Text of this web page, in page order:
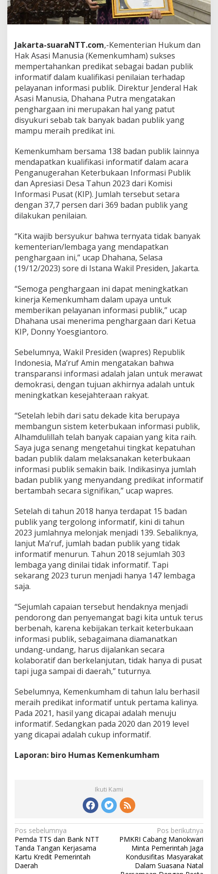
Jakarta-suaraNTT.com,-Kementerian Hukum dan
Hak Asasi Manusia (Kemenkumham) sukses
mempertahankan predikat sebagai badan publik
informatif dalam kualifikasi penilaian terhadap
pelayanan informasi publik. Direktur Jenderal Hak
Asasi Manusia, Dhahana Putra mengatakan
penghargaan ini merupakan hal yang patut
disyukuri sebab tak banyak badan publik yang
mampu meraih predikat ini.
Kemenkumham bersama 138 badan publik lainnya
mendapatkan kualifikasi informatif dalam acara
Penganugerahan Keterbukaan Informasi Publik
dan Apresiasi Desa Tahun 2023 dari Komisi
Informasi Pusat (KIP). Jumlah tersebut setara
dengan 37,7 persen dari 369 badan publik yang
dilakukan penilaian.
“Kita wajib bersyukur bahwa ternyata tidak banyak
kementerian/lembaga yang mendapatkan
penghargaan ini,” ucap Dhahana, Selasa
(19/12/2023) sore di Istana Wakil Presiden, Jakarta.
“Semoga penghargaan ini dapat meningkatkan
kinerja Kemenkumham dalam upaya untuk
memberikan pelayanan informasi publik,” ucap
Dhahana usai menerima penghargaan dari Ketua
KIP, Donny Yoesgiantoro.
Sebelumnya, Wakil Presiden (wapres) Republik
Indonesia, Ma’ruf Amin mengatakan bahwa
transparansi informasi adalah jalan untuk merawat
demokrasi, dengan tujuan akhirnya adalah untuk
meningkatkan kesejahteraan rakyat.
“Setelah lebih dari satu dekade kita berupaya
membangun sistem keterbukaan informasi publik,
Alhamdulillah telah banyak capaian yang kita raih.
Saya juga senang mengetahui tingkat kepatuhan
badan publik dalam melaksanakan keterbukaan
informasi publik semakin baik. Indikasinya jumlah
badan publik yang menyandang predikat informatif
bertambah secara signifikan,” ucap wapres.
Setelah di tahun 2018 hanya terdapat 15 badan
publik yang tergolong informatif, kini di tahun
2023 jumlahnya melonjak menjadi 139. Sebaliknya,
lanjut Ma’ruf, jumlah badan publik yang tidak
informatif menurun. Tahun 2018 sejumlah 303
lembaga yang dinilai tidak informatif. Tapi
sekarang 2023 turun menjadi hanya 147 lembaga
saja.
“Sejumlah capaian tersebut hendaknya menjadi
pendorong dan penyemangat bagi kita untuk terus
berbenah, karena kebijakan terkait keterbukaan
informasi publik, sebagaimana diamanatkan
undang-undang, harus dijalankan secara
kolaboratif dan berkelanjutan, tidak hanya di pusat
tapi juga sampai di daerah,” tuturnya.
Sebelumnya, Kemenkumham di tahun lalu berhasil
meraih predikat informatif untuk pertama kalinya.
Pada 2021, hasil yang dicapai adalah menuju
informatif. Sedangkan pada 2020 dan 2019 level
yang dicapai adalah cukup informatif.
Laporan: biro Humas Kemenkumham
Ikuti Kami
N
a
v
i
Pos sebelumnya
Pemda TTS dan Bank NTT
Tanda Tangan Kerjasama
Kartu Kredit Pemerintah
Daerah
Pos berikutnya
PMKRI Cabang Manokwari
Minta Pemerintah Jaga
Kondusifitas Masyarakat
Dalam Suasana Natal